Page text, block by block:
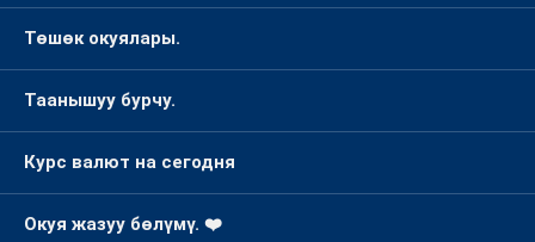
Төшөк окуялары.
Таанышуу бурчу.
Курс валют на сегодня
Окуя жазуу бөлүмү. ❤️